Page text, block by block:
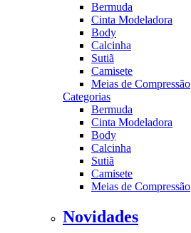
Bermuda
Cinta Modeladora
Body
Calcinha
Sutiã
Camisete
Meias de Compressão
Categorias
Bermuda
Cinta Modeladora
Body
Calcinha
Sutiã
Camisete
Meias de Compressão
Novidades